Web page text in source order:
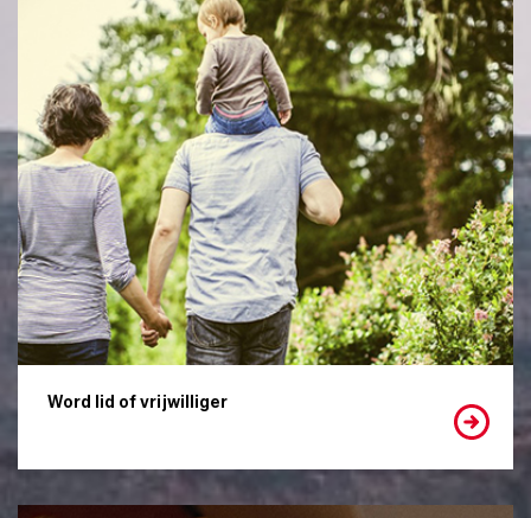
Word lid of vrijwilliger